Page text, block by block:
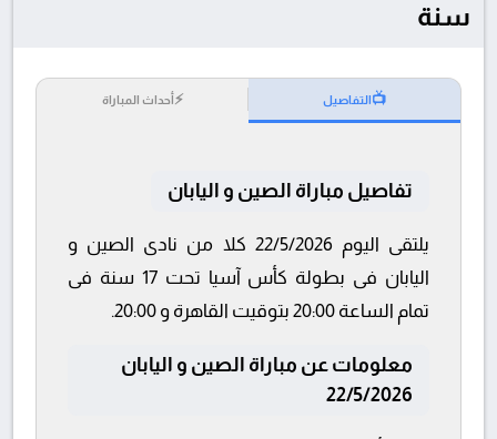
سنة
📺التفاصيل ⚡أحداث المباراة
تفاصيل مباراة الصين و اليابان
يلتقى اليوم 22/5/2026 كلا من نادى الصين و
اليابان فى بطولة كأس آسيا تحت 17 سنة فى
تمام الساعة 20:00 بتوقيت القاهرة و 20:00.
معلومات عن مباراة الصين و اليابان
22/5/2026